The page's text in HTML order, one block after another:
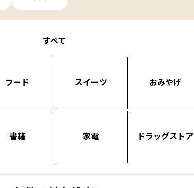
すべて
フード スイーツ おみやげ
書籍 家電 ドラッグストア